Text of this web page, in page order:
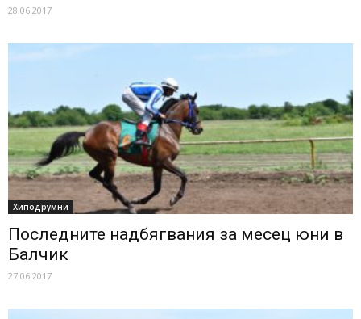
28.06.2017
Хиподрумни
Последните надбягвания за месец юни в
Балчик
27.06.2017